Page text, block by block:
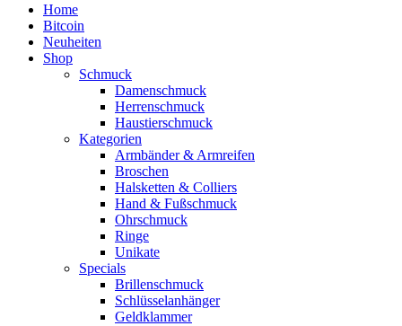
Home
Bitcoin
Neuheiten
Shop
Schmuck
Damenschmuck
Herrenschmuck
Haustierschmuck
Kategorien
Armbänder & Armreifen
Broschen
Halsketten & Colliers
Hand & Fußschmuck
Ohrschmuck
Ringe
Unikate
Specials
Brillenschmuck
Schlüsselanhänger
Geldklammer